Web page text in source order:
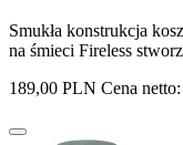
Smukła konstrukcja
na śmieci Fireless
189,00 PLN Cena